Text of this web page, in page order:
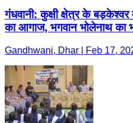
गंधवानी: कुक्षी क्षेत्र के बड़केश्वर
का आगाज, भगवान भोलेनाथ का
Gandhwani, Dhar | Feb 17,